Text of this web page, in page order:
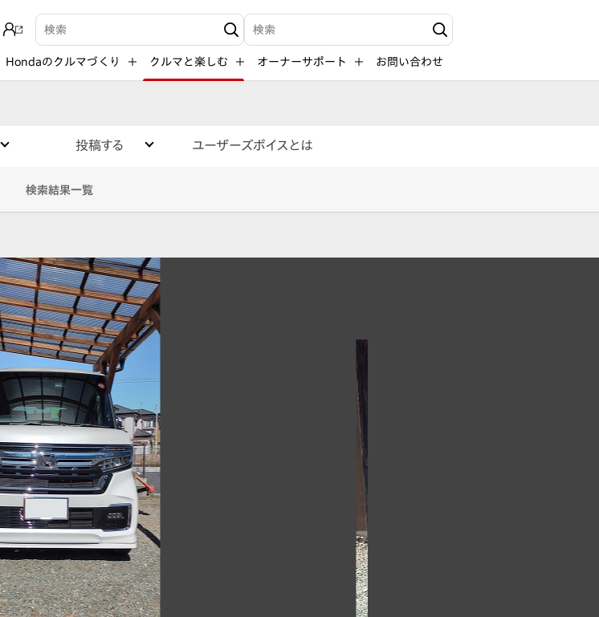
検索キーワード入力 検索キーワード入力
Hondaのクルマづくり クルマと楽しむ オーナーサポート お問い合わせ
投稿する ユーザーズボイスとは
検索結果一覧